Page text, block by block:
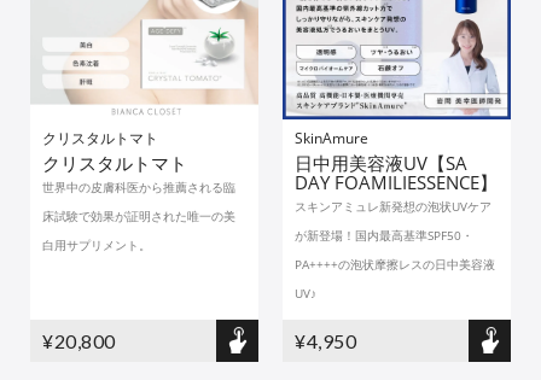
クリスタルトマト
クリスタルトマト
世界中の皮膚科医から推薦される臨
床試験で効果が証明された唯一の美
白用サプリメント。
¥20,800
SkinAmure
日中用美容液UV【SA
DAY FOAMILIESSENCE】
スキンアミュレ新発想の泡状UVケア
が新登場！国内最高基準SPF50・
PA++++の泡状摩擦レスの日中美容液
UV♪
¥4,950